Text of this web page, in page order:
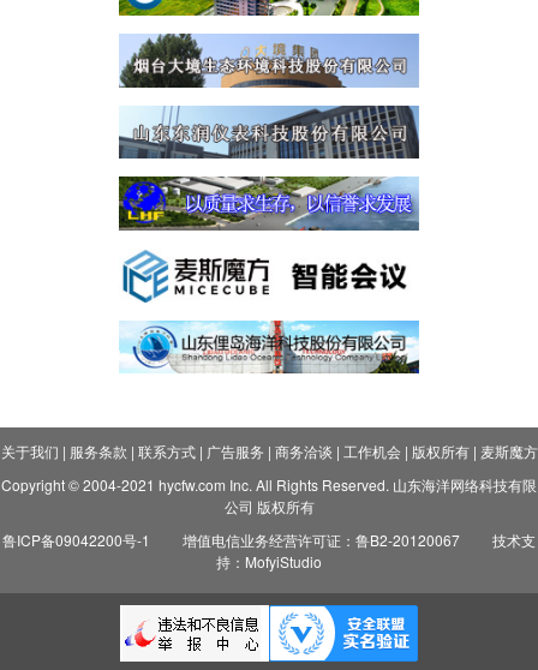
关于我们 | 服务条款 | 联系方式| 广告服务 | 商务洽谈 | 工作机会| 版权所有| 麦斯魔方
Copyright © 2004-2021 hycfw.com Inc. All Rights Reserved. 山东海洋网络科技有限
公司 版权所有
鲁ICP备09042200号-1
增值电信业务经营许可证：鲁B2-20120067
技术支
持：MofyiStudio